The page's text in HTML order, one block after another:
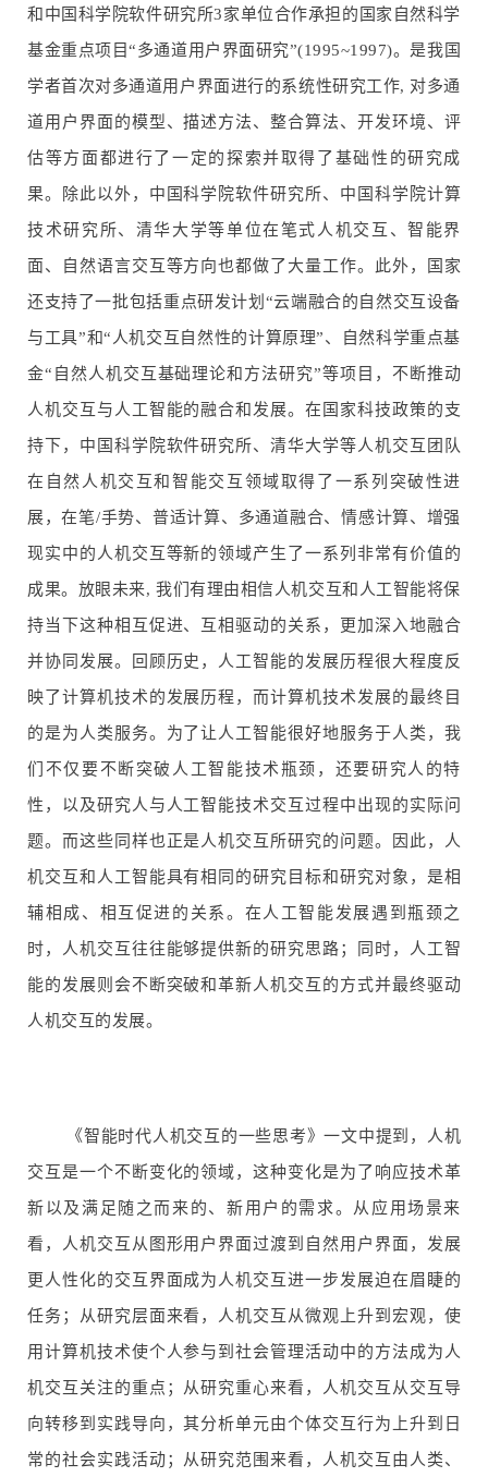
和中国科学院软件研究所3家单位合作承担的国家自然科学
基金重点项目“多通道用户界面研究”(1995~1997)。是我国
学者首次对多通道用户界面进行的系统性研究工作, 对多通
道用户界面的模型、描述方法、整合算法、开发环境、评
估等方面都进行了一定的探索并取得了基础性的研究成
果。除此以外，中国科学院软件研究所、中国科学院计算
技术研究所、清华大学等单位在笔式人机交互、智能界
面、自然语言交互等方向也都做了大量工作。此外，国家
还支持了一批包括重点研发计划“云端融合的自然交互设备
与工具”和“人机交互自然性的计算原理”、自然科学重点基
金“自然人机交互基础理论和方法研究”等项目，不断推动
人机交互与人工智能的融合和发展。在国家科技政策的支
持下，中国科学院软件研究所、清华大学等人机交互团队
在自然人机交互和智能交互领域取得了一系列突破性进
展，在笔/手势、普适计算、多通道融合、情感计算、增强
现实中的人机交互等新的领域产生了一系列非常有价值的
成果。放眼未来, 我们有理由相信人机交互和人工智能将保
持当下这种相互促进、互相驱动的关系，更加深入地融合
并协同发展。回顾历史，人工智能的发展历程很大程度反
映了计算机技术的发展历程，而计算机技术发展的最终目
的是为人类服务。为了让人工智能很好地服务于人类，我
们不仅要不断突破人工智能技术瓶颈，还要研究人的特
性，以及研究人与人工智能技术交互过程中出现的实际问
题。而这些同样也正是人机交互所研究的问题。因此，人
机交互和人工智能具有相同的研究目标和研究对象，是相
辅相成、相互促进的关系。在人工智能发展遇到瓶颈之
时，人机交互往往能够提供新的研究思路；同时，人工智
能的发展则会不断突破和革新人机交互的方式并最终驱动
人机交互的发展。
《智能时代人机交互的一些思考》一文中提到，人机
交互是一个不断变化的领域，这种变化是为了响应技术革
新以及满足随之而来的、新用户的需求。从应用场景来
看，人机交互从图形用户界面过渡到自然用户界面，发展
更人性化的交互界面成为人机交互进一步发展迫在眉睫的
任务；从研究层面来看，人机交互从微观上升到宏观，使
用计算机技术使个人参与到社会管理活动中的方法成为人
机交互关注的重点；从研究重心来看，人机交互从交互导
向转移到实践导向，其分析单元由个体交互行为上升到日
常的社会实践活动；从研究范围来看，人机交互由人类、